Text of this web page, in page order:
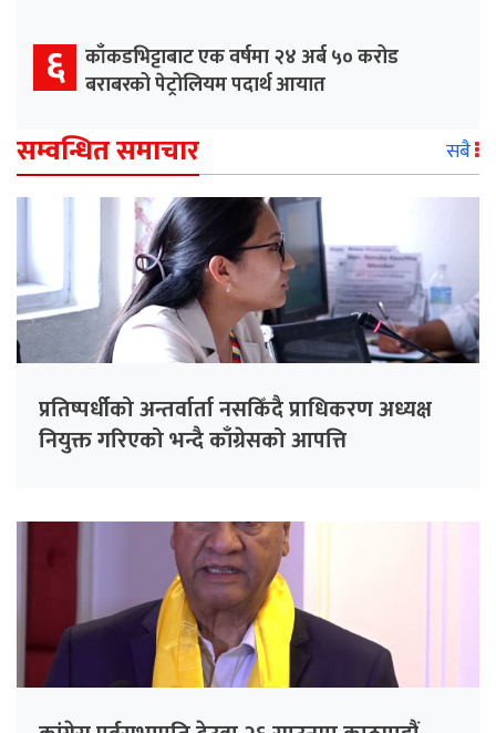
६ काँकडभिट्टाबाट एक वर्षमा २४ अर्ब ५० करोड
बराबरको पेट्रोलियम पदार्थ आयात
सम्वन्धित समाचार सबै
प्रतिष्पर्धीको अन्तर्वार्ता नसकिँदै प्राधिकरण अध्यक्ष
नियुक्त गरिएको भन्दै काँग्रेसको आपत्ति